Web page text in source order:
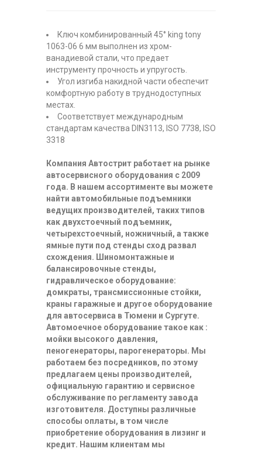
Ключ комбинированный 45° king tony
1063-06 6 мм выполнен из хром-
ванадиевой стали, что предает
инструменту прочность и упругость.
Угол изгиба накидной части обеспечит
комфортную работу в труднодоступных
местах.
Соответствует международным
стандартам качества DIN3113, ISO 7738, ISO
3318
Компания Автострит работает на рынке
автосервисного оборудования с 2009
года. В нашем ассортименте вы можете
найти автомобильные подъемники
ведущих производителей, таких типов
как двухстоечный подъемник,
четырехстоечный, ножничный, а также
ямные пути под стенды сход развал
схождения. Шиномонтажные и
балансировочные стенды,
гидравлическое оборудование:
домкраты, трансмиссионные стойки,
краны гаражные и другое оборудование
для автосервиса в Тюмени и Сургуте.
Автомоечное оборудование такое как :
мойки высокого давления,
пеногенераторы, парогенераторы. Мы
работаем без посредников, по этому
предлагаем цены производителей,
официальную гарантию и сервисное
обслуживание по регламенту завода
изготовителя. Доступны различные
способы оплаты, в том числе
приобретение оборудования в лизинг и
кредит. Нашим клиентам мы